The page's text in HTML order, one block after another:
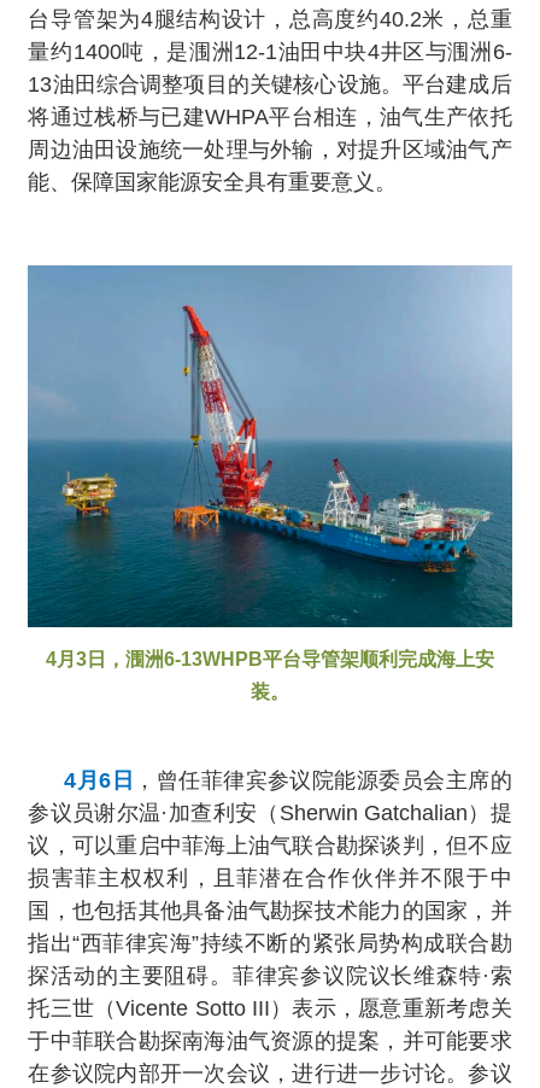
台导管架为4腿结构设计，总高度约40.2米，总重
量约1400吨，是涠洲12-1油田中块4井区与涠洲6-
13油田综合调整项目的关键核心设施。平台建成后
将通过栈桥与已建WHPA平台相连，油气生产依托
周边油田设施统一处理与外输，对提升区域油气产
能、保障国家能源安全具有重要意义。
4月3日，涠洲6-13WHPB平台导管架顺利完成海上安
装。
4月6日 ，曾任菲律宾参议院能源委员会主席的
参议员谢尔温·加查利安（Sherwin Gatchalian）提
议，可以重启中菲海上油气联合勘探谈判，但不应
损害菲主权权利，且菲潜在合作伙伴并不限于中
国，也包括其他具备油气勘探技术能力的国家，并
指出“西菲律宾海”持续不断的紧张局势构成联合勘
探活动的主要阻碍。菲律宾参议院议长维森特·索
托三世（Vicente Sotto III）表示，愿意重新考虑关
于中菲联合勘探南海油气资源的提案，并可能要求
在参议院内部开一次会议，进行进一步讨论。参议